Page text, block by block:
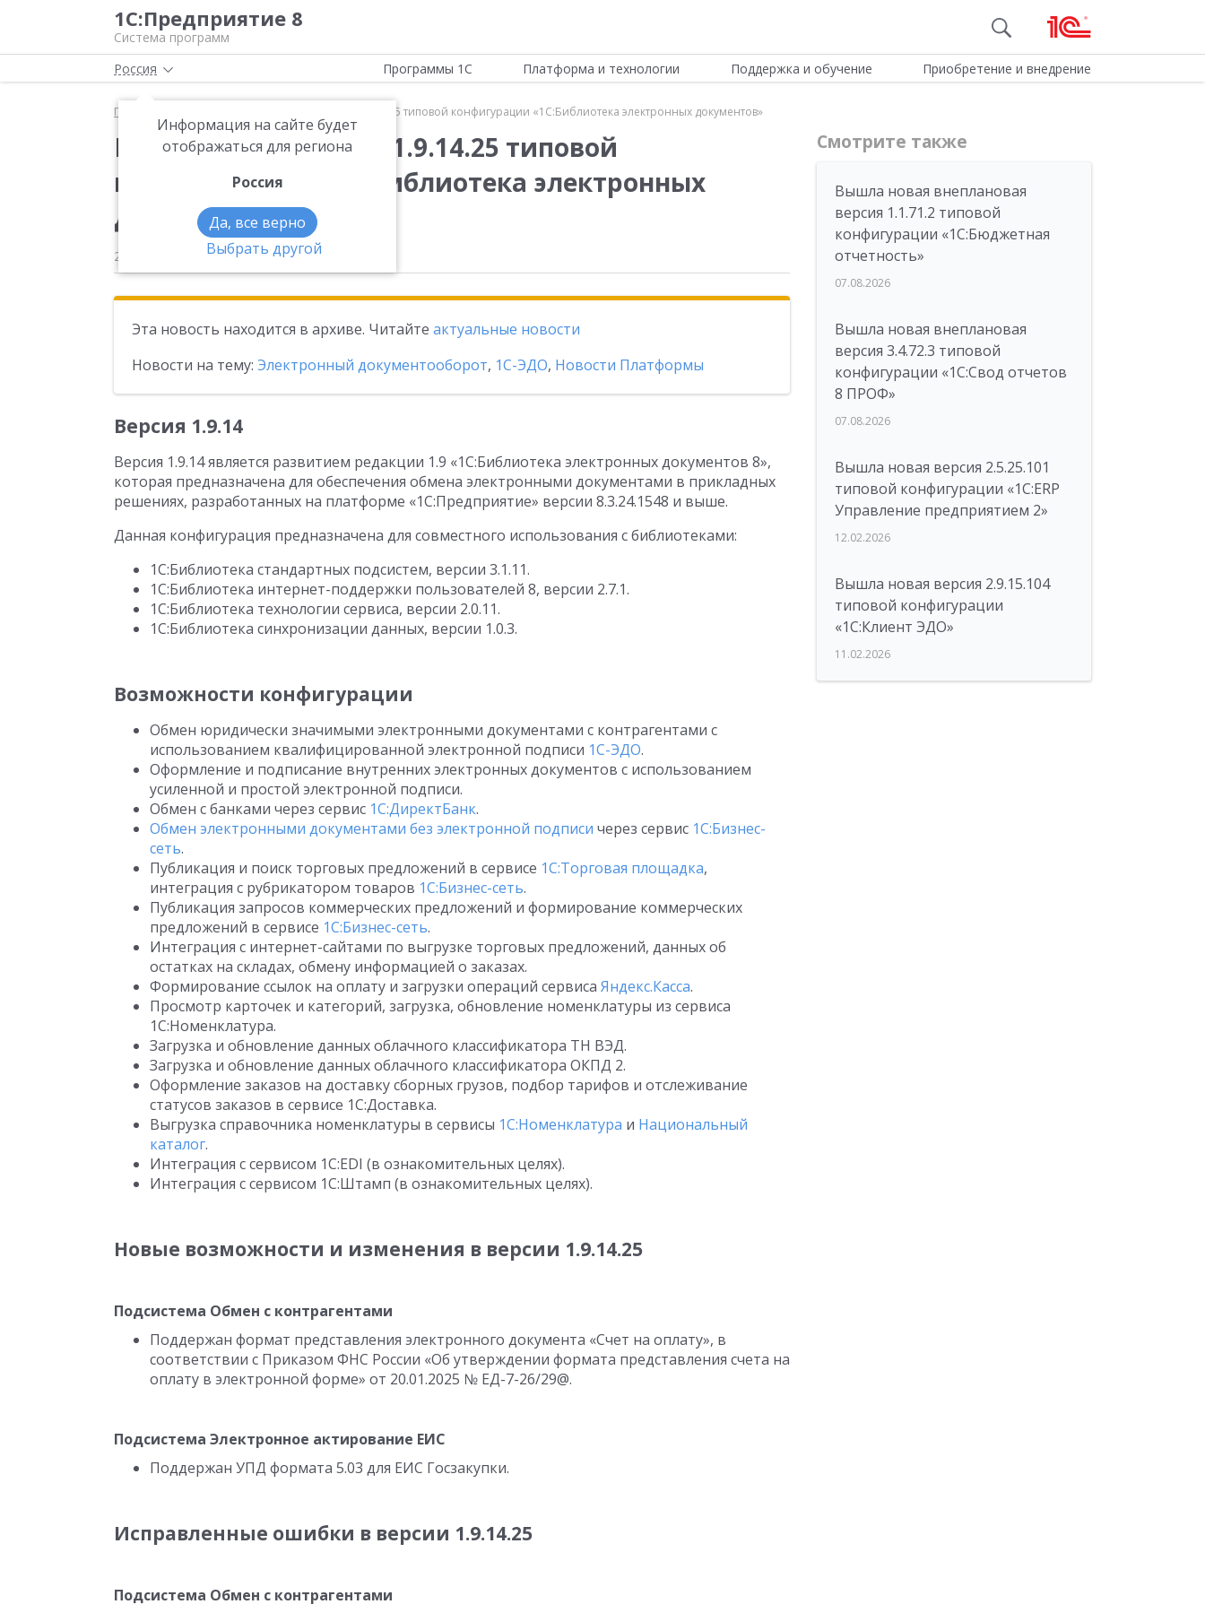
1С:Предприятие 8
Система программ
Россия
Информация на сайте будет
отображаться для региона
Россия
Да, все верно
Выбрать другой
Программы 1С Платформа и технологии Поддержка и обучение Приобретение и внедрение
Главная Вышла новая версия 1.9.14.25 типовой конфигурации «1С:Библиотека электронных документов»
Вышла новая версия 1.9.14.25 типовой
конфигурации «1С:Библиотека электронных
документов»
22.05.2025
Эта новость находится в архиве. Читайте актуальные новости
Новости на тему: Электронный документооборот, 1С-ЭДО, Новости Платформы
Версия 1.9.14
Версия 1.9.14 является развитием редакции 1.9 «1С:Библиотека электронных документов 8»,
которая предназначена для обеспечения обмена электронными документами в прикладных
решениях, разработанных на платформе «1С:Предприятие» версии 8.3.24.1548 и выше.
Данная конфигурация предназначена для совместного использования с библиотеками:
1С:Библиотека стандартных подсистем, версии 3.1.11.
1С:Библиотека интернет-поддержки пользователей 8, версии 2.7.1.
1С:Библиотека технологии сервиса, версии 2.0.11.
1С:Библиотека синхронизации данных, версии 1.0.3.
Возможности конфигурации
Обмен юридически значимыми электронными документами с контрагентами с
использованием квалифицированной электронной подписи 1С-ЭДО.
Оформление и подписание внутренних электронных документов с использованием
усиленной и простой электронной подписи.
Обмен с банками через сервис 1С:ДиректБанк.
Обмен электронными документами без электронной подписи через сервис 1С:Бизнес-
сеть.
Публикация и поиск торговых предложений в сервисе 1С:Торговая площадка,
интеграция с рубрикатором товаров 1С:Бизнес-сеть.
Публикация запросов коммерческих предложений и формирование коммерческих
предложений в сервисе 1С:Бизнес-сеть.
Интеграция с интернет-сайтами по выгрузке торговых предложений, данных об
остатках на складах, обмену информацией о заказах.
Формирование ссылок на оплату и загрузки операций сервиса Яндекс.Касса.
Просмотр карточек и категорий, загрузка, обновление номенклатуры из сервиса
1С:Номенклатура.
Загрузка и обновление данных облачного классификатора ТН ВЭД.
Загрузка и обновление данных облачного классификатора ОКПД 2.
Оформление заказов на доставку сборных грузов, подбор тарифов и отслеживание
статусов заказов в сервисе 1С:Доставка.
Выгрузка справочника номенклатуры в сервисы 1С:Номенклатура и Национальный
каталог.
Интеграция с сервисом 1C:EDI (в ознакомительных целях).
Интеграция с сервисом 1C:Штамп (в ознакомительных целях).
Новые возможности и изменения в версии 1.9.14.25
Подсистема Обмен с контрагентами
Поддержан формат представления электронного документа «Счет на оплату», в
соответствии с Приказом ФНС России «Об утверждении формата представления счета на
оплату в электронной форме» от 20.01.2025 № ЕД-7-26/29@.
Подсистема Электронное актирование ЕИС
Поддержан УПД формата 5.03 для ЕИС Госзакупки.
Исправленные ошибки в версии 1.9.14.25
Подсистема Обмен с контрагентами
Смотрите также
Вышла новая внеплановая
версия 1.1.71.2 типовой
конфигурации «1C:Бюджетная
отчетность»
07.08.2026
Вышла новая внеплановая
версия 3.4.72.3 типовой
конфигурации «1C:Свод отчетов
8 ПРОФ»
07.08.2026
Вышла новая версия 2.5.25.101
типовой конфигурации «1С:ERP
Управление предприятием 2»
12.02.2026
Вышла новая версия 2.9.15.104
типовой конфигурации
«1С:Клиент ЭДО»
11.02.2026